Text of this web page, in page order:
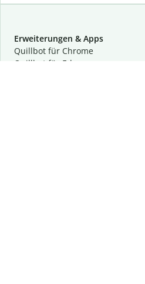
Erweiterungen & Apps
Quillbot für Chrome
Quillbot für Edge